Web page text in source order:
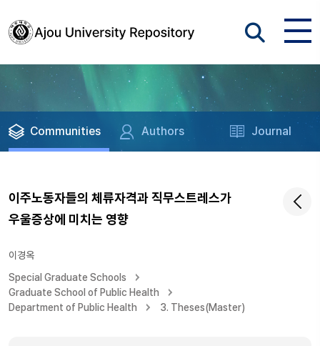
Communities Authors Journal
이주노동자들의 체류자격과 직무스트레스가
우울증상에 미치는 영향
이경옥
Special Graduate Schools
Graduate School of Public Health
Department of Public Health
3. Theses(Master)